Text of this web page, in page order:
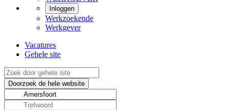
Inloggen
Werkzoekende
Werkgever
Vacatures
Gehele site